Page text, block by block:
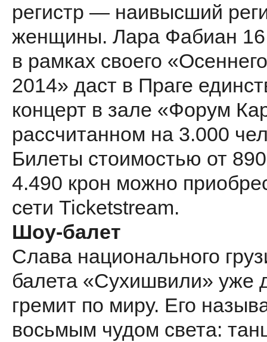
регистр — наивысший
женщины. Лара Фабиан 16
в рамках своего
2014» даст в Праге
концерт в зале «Форум
рассчитанном на 3.000
Билеты стоимостью от
4.490 крон можно
сети Ticketstream.
Шоу-балет
Слава национального
балета «Сухишвили» уже
гремит по миру. Его
восьмым чудом света: